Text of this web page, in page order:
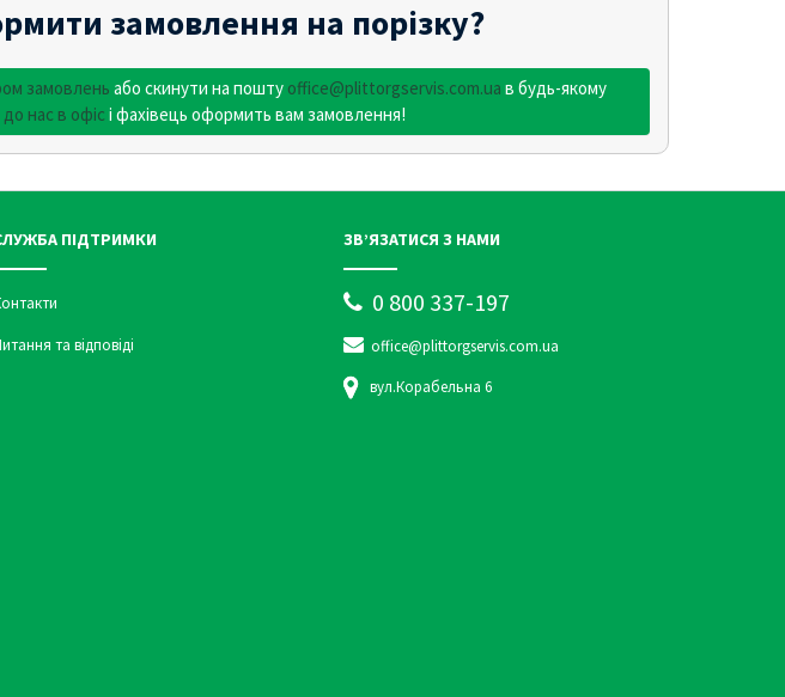
замовлення на порізку?
замовлень або скинути на пошту office@plittorgservis.com.ua в будь-якому
до нас в офіс і фахівець оформить вам замовлення!
ПІДТРИМКИ
та відповіді
ЗВ’ЯЗАТИСЯ З НАМИ
0 800 337-197
office@plittorgservis.com.ua
вул.Корабельна 6